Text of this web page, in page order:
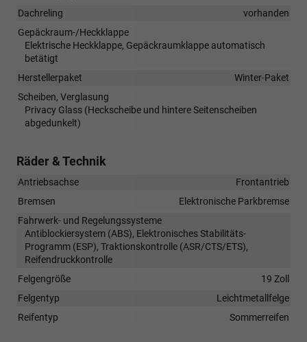
Dachreling
vorhanden
Gepäckraum-/Heckklappe
Elektrische Heckklappe, Gepäckraumklappe automatisch
betätigt
Herstellerpaket
Winter-Paket
Scheiben, Verglasung
Privacy Glass (Heckscheibe und hintere Seitenscheiben
abgedunkelt)
Räder & Technik
Antriebsachse
Frontantrieb
Bremsen
Elektronische Parkbremse
Fahrwerk- und Regelungssysteme
Antiblockiersystem (ABS), Elektronisches Stabilitäts-
Programm (ESP), Traktionskontrolle (ASR/CTS/ETS),
Reifendruckkontrolle
Felgengröße
19 Zoll
Felgentyp
Leichtmetallfelge
Reifentyp
Sommerreifen